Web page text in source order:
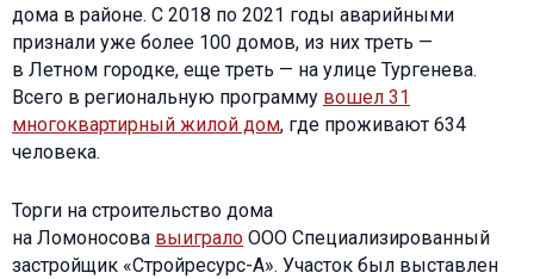
дома в районе. С 2018 по 2021 годы аварийными
признали уже более 100 домов, из них треть —
в Летном городке, еще треть — на улице Тургенева.
Всего в региональную программу вошел 31
многоквартирный жилой дом, где проживают 634
человека.
Торги на строительство дома
на Ломоносова выиграло ООО Специализированный
застройщик «Стройресурс-А». Участок был выставлен